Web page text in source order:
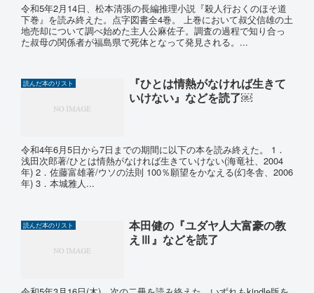
令和5年2月14日、松本清張の長編推理小説『殺人行おくのほそ道
下巻』を読み終えた。点字図書全4巻。 上巻において叔父信雄の土
地売却について調べ始めた主人公麻佐子。調査の過程で知り合っ
た叔母の関係者が福島県で死体となって発見される。...
読んだ本のリスト
『ひとは情熱がなければ生きて
いけない』などを読了￼
令和4年6月5日から7日までの期間に以下の本を読み終えた。 1．
浅田次郎著/ひとは情熱がなければ生きていけない(海竜社、2004
年) 2．佐藤富雄著/ウソの法則 100％願望をかなえる(幻冬舎、2006
年) 3．本城雅人...
読んだ本のリスト
本田健の『ユダヤ人大富豪の教
えⅢ』などを読了